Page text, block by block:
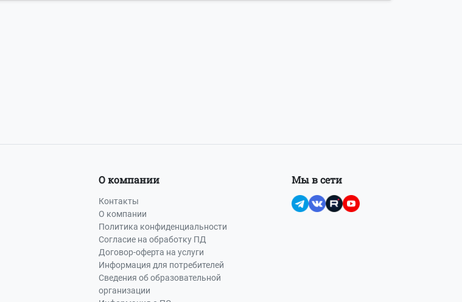
О компании
Контакты
О компании
Политика конфиденциальности
Согласие на обработку ПД
Договор-оферта на услуги
Информация для потребителей
Сведения об образовательной
организации
Мы в сети